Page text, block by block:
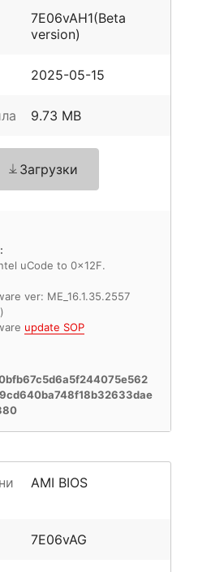
7E06vAH1(Beta
version)
2025-05-15
9.73 MB
Загрузки
uCode to 0x12F.
ver: ME_16.1.35.2557
)
update SOP
AMI BIOS
7E06vAG